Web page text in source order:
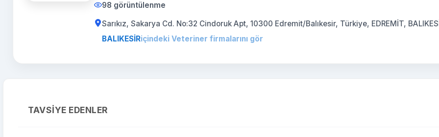
98 görüntülenme
Sarıkız, Sakarya Cd. No:32 Cindoruk Apt, 10300 Edremit/Balıkesir, Türkiye, EDREMİT,
BALIKESİRiçindeki Veteriner firmalarını gör
TAVSIYE EDENLER